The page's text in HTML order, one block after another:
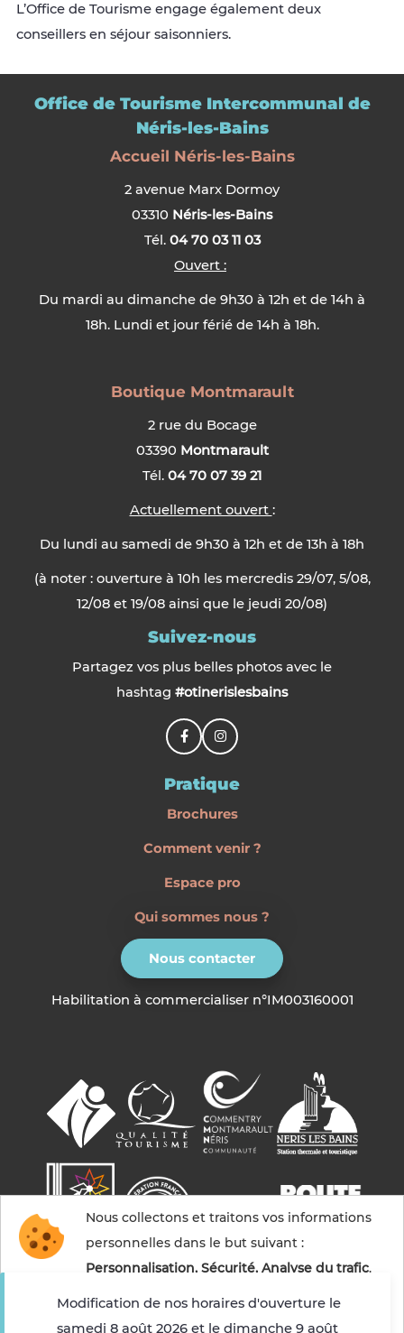
L’Office de Tourisme engage également deux
conseillers en séjour saisonniers.
Office de Tourisme Intercommunal de
Néris-les-Bains
Accueil Néris-les-Bains
2 avenue Marx Dormoy
03310 Néris-les-Bains
Tél. 04 70 03 11 03
Ouvert :
Du mardi au dimanche de 9h30 à 12h et de 14h à
18h. Lundi et jour férié de 14h à 18h.
Boutique Montmarault
2 rue du Bocage
03390 Montmarault
Tél. 04 70 07 39 21
Actuellement ouvert :
Du lundi au samedi de 9h30 à 12h et de 13h à 18h
(à noter : ouverture à 10h les mercredis 29/07, 5/08,
12/08 et 19/08 ainsi que le jeudi 20/08)
Suivez-nous
Partagez vos plus belles photos avec le
hashtag #otinerislesbains
Pratique
Brochures
Comment venir ?
Espace pro
Qui sommes nous ?
Nous contacter
Habilitation à commercialiser n°IM003160001
Modification de nos horaires d'ouverture le
samedi 8 août 2026 et le dimanche 9 août
Nous collectons et traitons vos informations
personnelles dans le but suivant :
Personnalisation, Sécurité, Analyse du trafic.